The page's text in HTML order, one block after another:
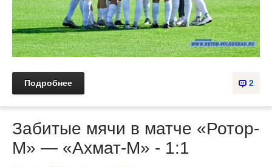
2
Подробнее
Забитые мячи в матче «Ротор-
М» — «Ахмат-М» - 1:1